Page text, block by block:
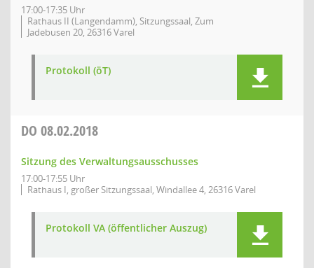
17:00-17:35 Uhr
Rathaus II (Langendamm), Sitzungssaal, Zum
Jadebusen 20, 26316 Varel
Protokoll (öT)
DO 08.02.2018
Sitzung des Verwaltungsausschusses
17:00-17:55 Uhr
Rathaus I, großer Sitzungssaal, Windallee 4, 26316 Varel
Protokoll VA (öffentlicher Auszug)